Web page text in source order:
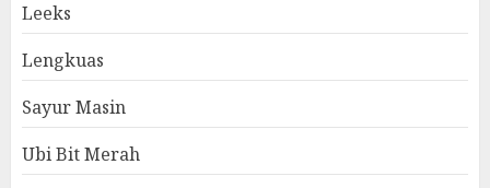
Leeks
Lengkuas
Sayur Masin
Ubi Bit Merah